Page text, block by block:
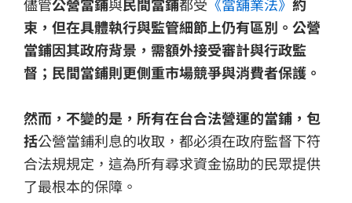
束，但在具體執行與監管細節上仍有區別。公營
當鋪因其政府背景，需額外接受審計與行政監
督；民間當鋪則更側重市場競爭與消費者保護。
然而，不變的是，所有在台合法營運的當鋪，包
括公營當鋪利息的收取，都必須在政府監督下符
合法規規定，這為所有尋求資金協助的民眾提供
了最根本的保障。